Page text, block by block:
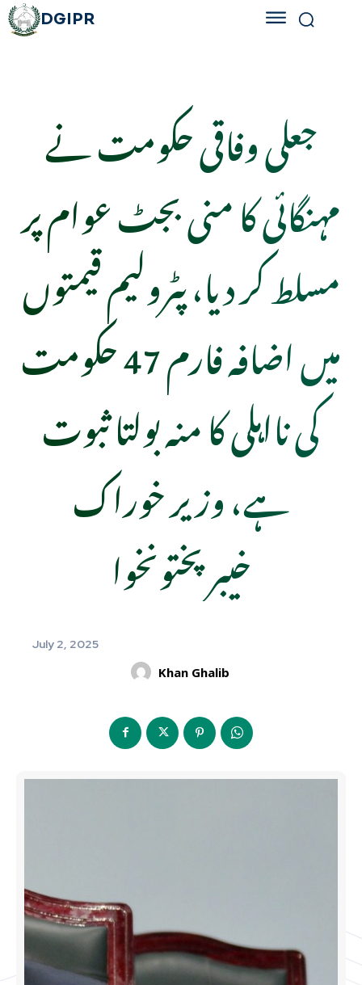
DGIPR
جعلی وفاقی حکومت نے
مہنگائی کا منی بجٹ عوام پر
مسلط کر دیا، پٹرولیم قیمتوں
میں اضافہ فارم 47 حکومت
کی نااہلی کا منہ بولتا ثبوت
ہے، وزیر خوراک
خیبرپختونخوا
July 2, 2025
Khan Ghalib